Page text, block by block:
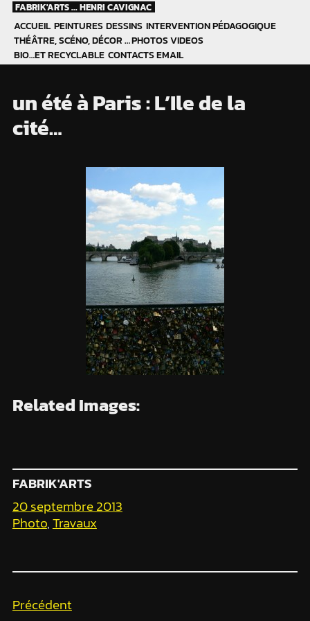
Skip
content
FABRIK'ARTS ... HENRI CAVIGNAC
ACCUEIL PEINTURES DESSINS INTERVENTION PÉDAGOGIQUE
THÉÂTRE, SCÉNO, DÉCOR …PHOTOSVIDEOS
BIO…ET RECYCLABLE CONTACTS EMAIL
un été à Paris : L’Ile de la
cité…
Related Images:
FABRIK'ARTS
20 septembre 2013
Photo, Travaux
Précédent